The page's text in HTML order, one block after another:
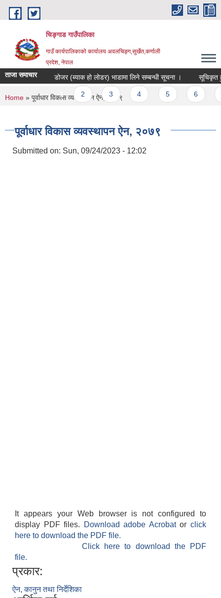
Skip to main content
चिङ्गाड गाउँपालिका
गाउँ कार्यपालिकाको कार्यालय अवलचिङ्ग,सुर्खेत,कर्णाली
प्रदेश, नेपाल
ताजा समाचार डोजर (ब्याक हो लोडर) भाडामा लिने सम्बन्धी सूचना । सूचिकृत हुने
Pages
1 2 3
You are here
Home » पूर्वाधार विकास व्यवस्थापन ऐन, २०७९
पूर्वाधार विकास व्यवस्थापन ऐन, २०७९
Submitted on: Sun, 09/24/2023 - 12:02
It appears your Web browser is not configured to
display PDF files.
Download adobe Acrobatorclick
here to download the PDF file.
Click here to download the PDF
file.
प्रकार:
ऐन, कानुन तथा निर्देशिका